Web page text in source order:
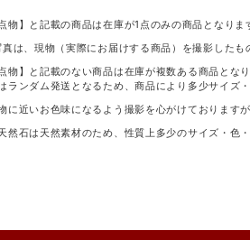
物】と記載の商品は在庫が1点のみの商品となり
は、現物（実際にお届けする商品）を撮影したも
物】と記載のない商品は在庫が複数ある商品となり
ランダム発送となるため、商品により多少サイズ
に近いお色味になるよう撮影を心がけております
然石は天然素材のため、性質上多少のサイズ・色